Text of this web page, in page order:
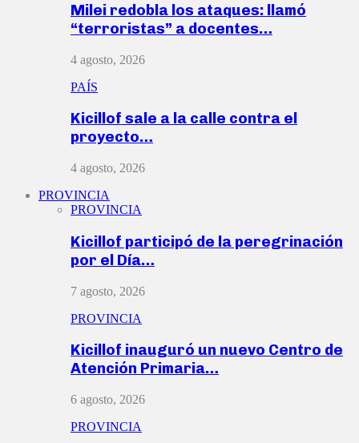
Milei redobla los ataques: llamó
“terroristas” a docentes…
4 agosto, 2026
PAÍS
Kicillof sale a la calle contra el
proyecto…
4 agosto, 2026
PROVINCIA
PROVINCIA
Kicillof participó de la peregrinación
por el Día…
7 agosto, 2026
PROVINCIA
Kicillof inauguró un nuevo Centro de
Atención Primaria…
6 agosto, 2026
PROVINCIA